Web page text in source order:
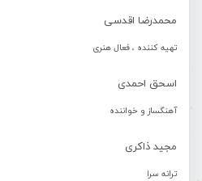
محمدرضا اقدسی
تهیه کننده ، فعال هنری
اسحق احمدی
آهنگساز و خواننده
مجید ذاکری
ترانه سرا